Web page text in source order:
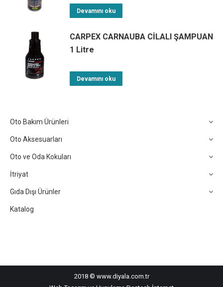
Devamını oku
CARPEX CARNAUBA CİLALI ŞAMPUAN
1 Litre
Devamını oku
Oto Bakım Ürünleri
Oto Aksesuarları
Oto ve Oda Kokuları
İtriyat
Gıda Dışı Ürünler
Katalog
2018 © www.diyala.com.tr